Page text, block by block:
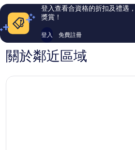
評
價
篇
評
登入查看合資格的折扣及禮遇
獎賞！
登入 免費註冊
關於鄰近區域